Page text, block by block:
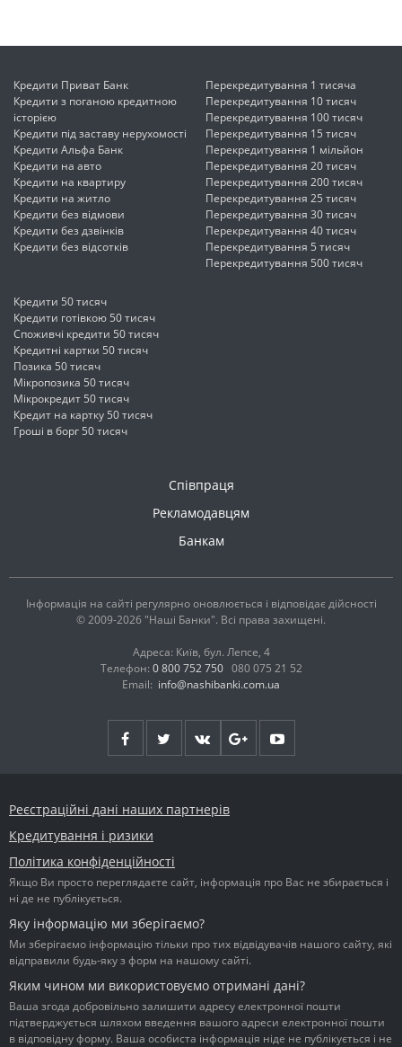
Кредити Приват Банк
Кредити з поганою кредитною
історією
Кредити під заставу нерухомості
Кредити Альфа Банк
Кредити на авто
Кредити на квартиру
Кредити на житло
Кредити без відмови
Кредити без дзвінків
Кредити без відсотків
Перекредитування 1 тисяча
Перекредитування 10 тисяч
Перекредитування 100 тисяч
Перекредитування 15 тисяч
Перекредитування 1 мільйон
Перекредитування 20 тисяч
Перекредитування 200 тисяч
Перекредитування 25 тисяч
Перекредитування 30 тисяч
Перекредитування 40 тисяч
Перекредитування 5 тисяч
Перекредитування 500 тисяч
Кредити 50 тисяч
Кредити готівкою 50 тисяч
Споживчі кредити 50 тисяч
Кредитні картки 50 тисяч
Позика 50 тисяч
Мікропозика 50 тисяч
Мікрокредит 50 тисяч
Кредит на картку 50 тисяч
Гроші в борг 50 тисяч
Співпраця
Рекламодавцям
Банкам
Інформація на сайті регулярно оновлюється і відповідає дійсності
© 2009-2026 "Наші Банки". Всі права захищені.
Адреса: Київ, бул. Лепсе, 4
Телефон: 0 800 752 750 080 075 21 52
Email: info@nashibanki.com.ua
Реєстраційні дані наших партнерів
Кредитування і ризики
Політика конфіденційності
Якщо Ви просто переглядаєте сайт, інформація про Вас не збирається і
ні де не публікується.
Яку інформацію ми зберігаємо?
Ми зберігаємо інформацію тільки про тих відвідувачів нашого сайту, які
відправили будь-яку з форм на нашому сайті.
Яким чином ми використовуємо отримані дані?
Ваша згода добровільно залишити адресу електронної пошти
підтверджується шляхом введення вашого адреси електронної пошти
в відповідну форму. Ваша особиста інформація ніде не публікується і не